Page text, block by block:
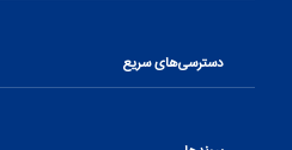
دسترسی‌های سریع